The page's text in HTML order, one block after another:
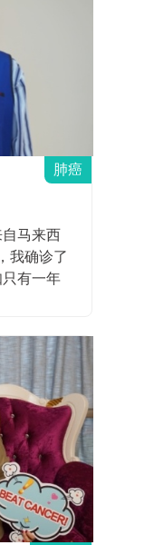
肺癌
马来西
我确诊了
有一年